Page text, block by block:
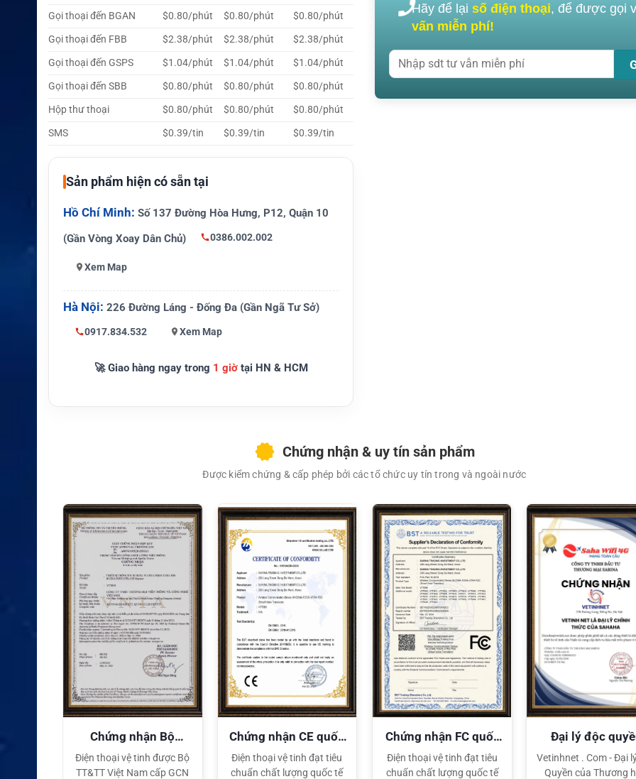
Gọi thoại đến BGAN $0.80/phút $0.80/phút
$0.80/phút
Gọi thoại đến FBB
$2.38/phút $2.38/phút
$2.38/phút
Gọi thoại đến GSPS
$1.04/phút $1.04/phút
$1.04/phút
Gọi thoại đến SBB
$0.80/phút $0.80/phút
$0.80/phút
Hộp thư thoại
$0.80/phút $0.80/phút
$0.80/phút
SMS
$0.39/tin $0.39/tin $0.39/tin
Sản phẩm hiện có sẵn tại
Hồ Chí Minh: Số 137 Đường Hòa Hưng, P12, Quận 10
(Gần Vòng Xoay Dân Chủ)
0386.002.002
Xem Map
Hà Nội: 226 Đường Láng - Đống Đa (Gần Ngã Tư Sở)
0917.834.532 Xem Map
🚀 Giao hàng ngay trong 1 giờtại HN & HCM
Hãy để lạisố điện thoại, để được gọi
vấn miễn phí!
Chứng nhận & uy tín sản phẩm
Được kiểm chứng & cấp phép bởi các tổ chức uy tín trong và ngoài nước
Chứng nhận Bộ
TT&TT
Điện thoại vệ tinh được Bộ
TT&TT Việt Nam cấp GCN
Chứng nhận CE quốc
tế
Điện thoại vệ tinh đạt tiêu
chuẩn chất lượng quốc tế
Chứng nhận FC quốc
tế
Điện thoại vệ tinh đạt tiêu
chuẩn chất lượng quốc tế
Đại lý độc
Sahaha
Vetinhnet . Com - Đại
Quyền của Thương
XEM CHI TIẾT XEM CHI TIẾT